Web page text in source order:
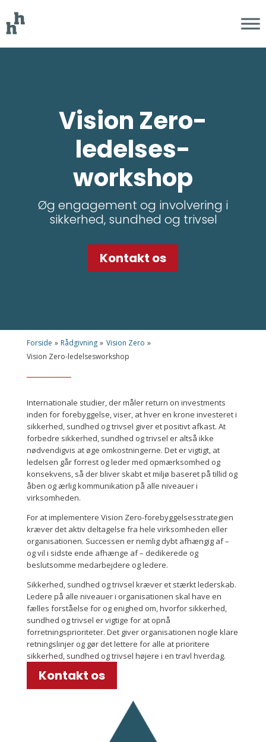
Vision Zero-
ledelses­
workshop
Øg engagement og involvering i
sikkerhed, sundhed og trivsel
Kontakt os
Forside » Rådgivning » Vision Zero »
Vision Zero-ledelsesworkshop
Internationale studier, der måler return on investments
inden for forebyggelse, viser, at hver en krone investeret i
sikkerhed, sundhed og trivsel giver et positivt afkast. At
forbedre sikkerhed, sundhed og trivsel er altså ikke
nødvendigvis at øge omkostningerne. Det er vigtigt, at
ledelsen går forrest og leder med opmærksomhed og
konsekvens, så der bliver skabt et miljø baseret på tillid og
åben og ærlig kommunikation på alle niveauer i
virksomheden.
For at implementere Vision Zero-forebyggelsesstrategien
kræver det aktiv deltagelse fra hele virksomheden eller
organisationen. Successen er nemlig dybt afhængig af –
og vil i sidste ende afhænge af – dedikerede og
beslutsomme medarbejdere og ledere.
Sikkerhed, sundhed og trivsel kræver et stærkt lederskab.
Ledere på alle niveauer i organisationen skal have en
fælles forståelse for og enighed om, hvorfor sikkerhed,
sundhed og trivsel er vigtige for at opnå
forretningsprioriteter. Det giver organisationen nogle klare
retningslinjer og gør det lettere for alle at prioritere
sikkerhed, sundhed og trivsel højere i en travl hverdag.
Kontakt os